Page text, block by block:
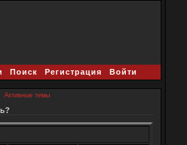
Поиск Регистрация Войти
Активные темы